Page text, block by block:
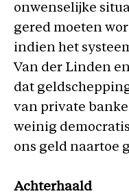
onwenselijke
gered moeten
indien het
Van der Linden
dat
van private
weinig
ons geld naartoe
Achterhaald